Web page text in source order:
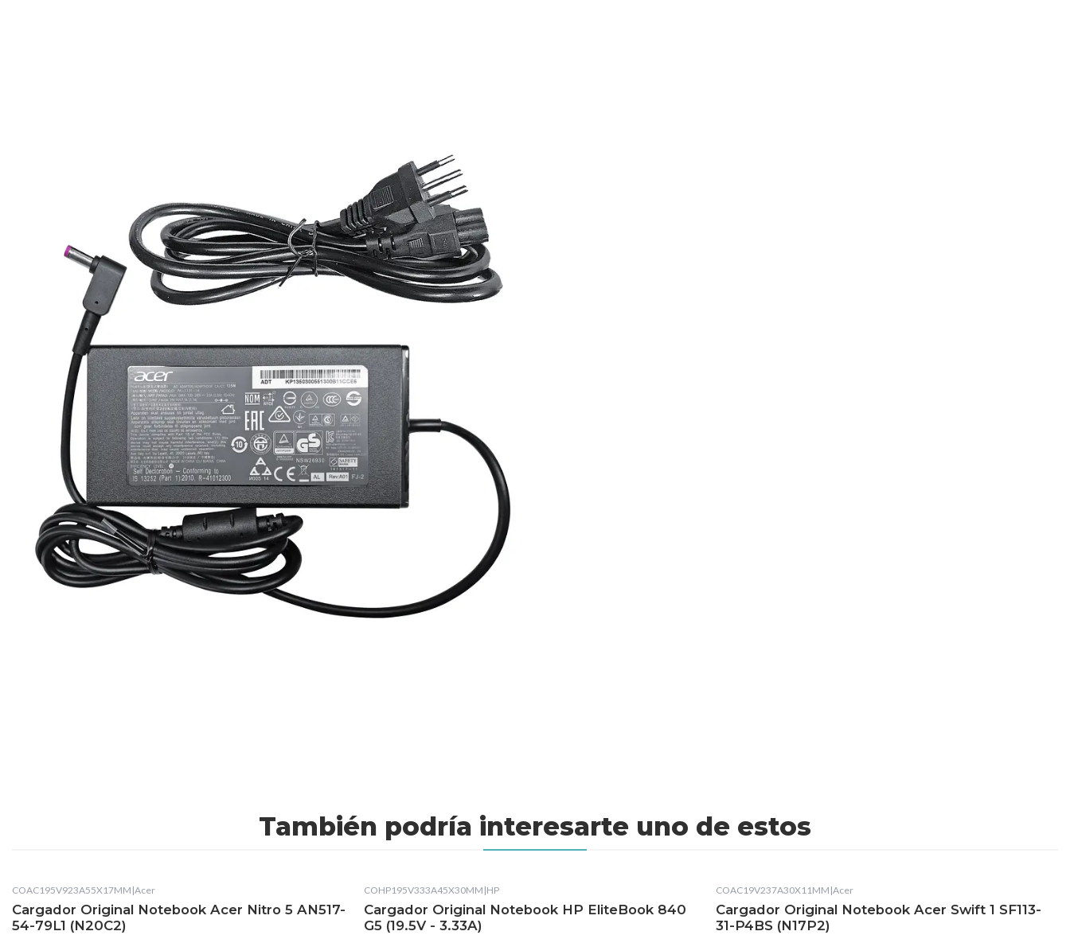
También podría interesarte uno de estos
COAC195V923A55X17MM |Acer
Cargador Original Notebook Acer Nitro 5 AN517-
54-79L1 (N20C2)
COHP195V333A45X30MM |HP
Cargador Original Notebook HP EliteBook 840
G5 (19.5V - 3.33A)
COAC19V237A30X11MM |Acer
Cargador Original Notebook Acer Swift 1 SF113-
31-P4BS (N17P2)